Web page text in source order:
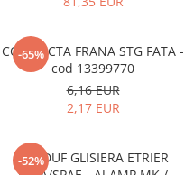
-65%
CONDUCTA FRANA STG FATA -
cod 13399770
6,16 EUR
2,17 EUR
-52%
BURDUF GLISIERA ETRIER